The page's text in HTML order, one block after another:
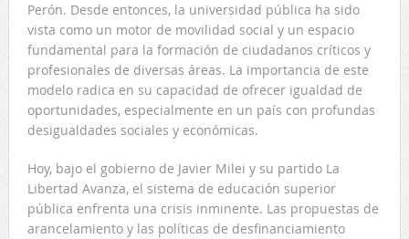
Perón. Desde entonces, la universidad pública ha sido
vista como un motor de movilidad social y un espacio
fundamental para la formación de ciudadanos críticos y
profesionales de diversas áreas. La importancia de este
modelo radica en su capacidad de ofrecer igualdad de
oportunidades, especialmente en un país con profundas
desigualdades sociales y económicas.
Hoy, bajo el gobierno de Javier Milei y su partido La
Libertad Avanza, el sistema de educación superior
pública enfrenta una crisis inminente. Las propuestas de
arancelamiento y las políticas de desfinanciamiento